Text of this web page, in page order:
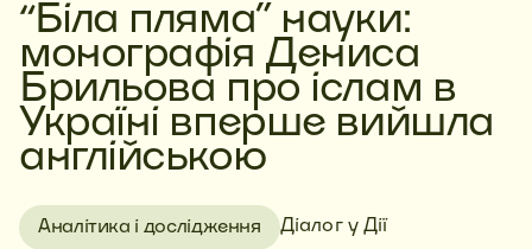
“Біла пляма” науки:
монографія Дениса
Брильова про іслам в
Україні вперше вийшла
англійською
Аналітика і дослідження Діалог у Дії